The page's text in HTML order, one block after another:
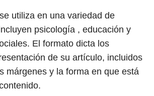
utiliza en una variedad de
psicología , educación y
El formato dicta los
de su artículo, incluidos
márgenes y la forma en que está